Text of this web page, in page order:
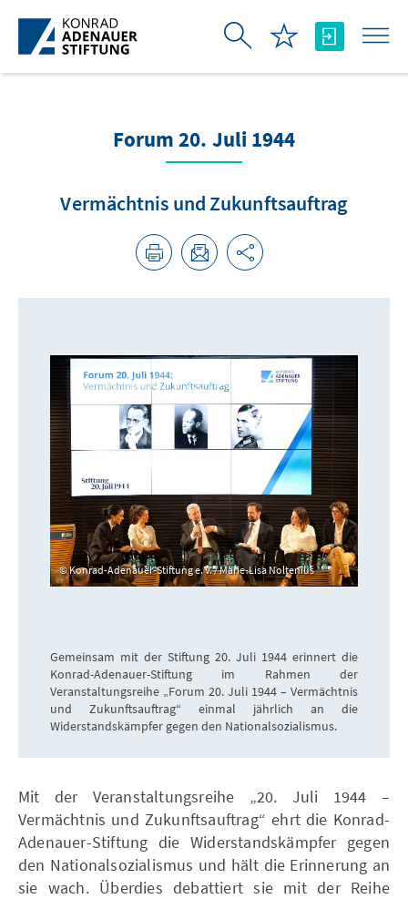
Skip to Main Content
Forum 20. Juli 1944
Vermächtnis und Zukunftsauftrag
Konrad-Adenauer-Stiftung e. V. / Marie-Lisa Noltenius
Gemeinsam mit der Stiftung 20. Juli 1944 erinnert die
Konrad-Adenauer-Stiftung im Rahmen der
Veranstaltungsreihe „Forum 20. Juli 1944 – Vermächtnis
und Zukunftsauftrag“ einmal jährlich an die
Widerstandskämpfer gegen den Nationalsozialismus.
Mit der Veranstaltungsreihe „20. Juli 1944 –
Vermächtnis und Zukunftsauftrag“ ehrt die Konrad-
Adenauer-Stiftung die Widerstandskämpfer gegen
den Nationalsozialismus und hält die Erinnerung an
sie wach. Überdies debattiert sie mit der Reihe